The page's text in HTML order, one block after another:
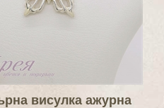
висулка ажурна